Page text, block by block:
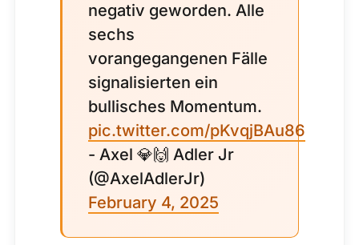
negativ geworden. Alle
sechs
vorangegangenen Fälle
signalisierten ein
bullisches Momentum.
pic.twitter.com/pKvqjBAu86
- Axel 💎🙌 Adler Jr
(@AxelAdlerJr)
February 4, 2025